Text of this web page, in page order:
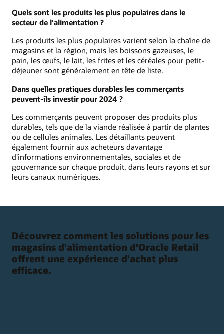
Quels sont les produits les plus populaires dans le
secteur de l'alimentation ?
Les produits les plus populaires varient selon la chaîne de
magasins et la région, mais les boissons gazeuses, le
pain, les œufs, le lait, les frites et les céréales pour petit-
déjeuner sont généralement en tête de liste.
Dans quelles pratiques durables les commerçants
peuvent-ils investir pour 2024 ?
Les commerçants peuvent proposer des produits plus
durables, tels que de la viande réalisée à partir de plantes
ou de cellules animales. Les détaillants peuvent
également fournir aux acheteurs davantage
d'informations environnementales, sociales et de
gouvernance sur chaque produit, dans leurs rayons et sur
leurs canaux numériques.
Découvrez comment les solutions pour les
magasins d'alimentation d'Oracle Retail
offrent une expérience d'achat plus
efficace.